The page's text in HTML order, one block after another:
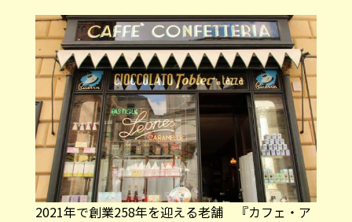
2021年で創業258年を迎える老舗 『カフェ・ア